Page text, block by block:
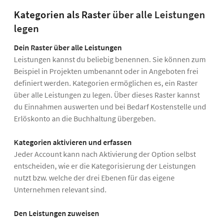
Kategorien als Rasterüber alle Leistungen
legen
Dein Raster über alle Leistungen
Leistungen kannst du beliebig benennen. Sie können zum
Beispiel in Projekten umbenannt oder in Angeboten frei
definiert werden. Kategorien ermöglichen es, ein Raster
über alle Leistungen zu legen. Über dieses Raster kannst
du Einnahmen auswerten und bei Bedarf Kostenstelle und
Erlöskonto an die Buchhaltung übergeben.
Kategorien aktivieren und erfassen
Jeder Account kann nach Aktivierung der Option selbst
entscheiden, wie er die Kategorisierung der Leistungen
nutzt bzw. welche der drei Ebenen für das eigene
Unternehmen relevant sind.
Den Leistungen zuweisen